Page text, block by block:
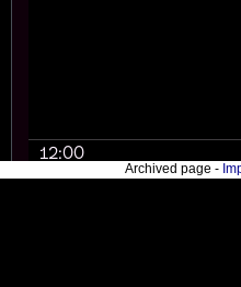
12:00
Archived page -